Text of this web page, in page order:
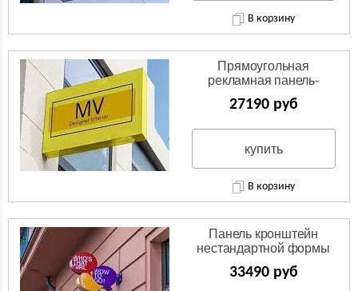
В корзину
Прямоугольная
рекламная панель-
кронштейн (консоль)
27190 руб
купить
В корзину
Панель кронштейн
нестандартной формы
33490 руб